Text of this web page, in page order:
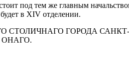
под тем же главным
в XIV отделении.
ГОРОДА САНКТ-